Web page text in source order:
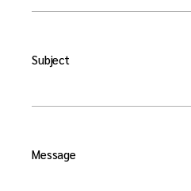
Subject
Message